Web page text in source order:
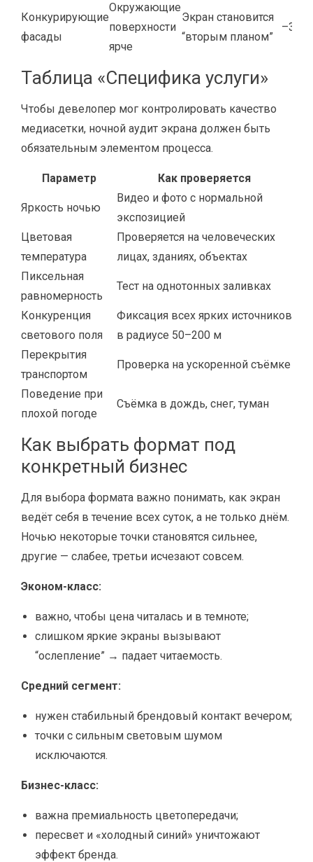
Конкурирующие
фасады
Окружающие
поверхности
ярче
Экран становится
“вторым планом”
Tаблица «Специфика услуги»
Чтобы девелопер мог контролировать качество
медиасетки, ночной аудит экрана должен быть
обязательным элементом процесса.
Параметр Как проверяется
Яркость ночью
Видео и фото с нормальной
экспозицией
Цветовая
температура
Проверяется на человеческих
лицах, зданиях, объектах
Пиксельная
равномерность
Тест на однотонных заливках
Конкуренция
светового поля
Фиксация всех ярких источников
в радиусе 50–200 м
Перекрытия
транспортом
Проверка на ускоренной съёмке
Поведение при
плохой погоде
Съёмка в дождь, снег, туман
Как выбрать формат под
конкретный бизнес
Для выбора формата важно понимать, как экран
ведёт себя в течение всех суток, а не только днём.
Ночью некоторые точки становятся сильнее,
другие — слабее, третьи исчезают совсем.
Эконом-класс:
важно, чтобы цена читалась и в темноте;
слишком яркие экраны вызывают
“ослепление” → падает читаемость.
Средний сегмент:
нужен стабильный брендовый контакт вечером;
точки с сильным световым шумом
исключаются.
Бизнес-класс:
важна премиальность цветопередачи;
пересвет и «холодный синий» уничтожают
эффект бренда.